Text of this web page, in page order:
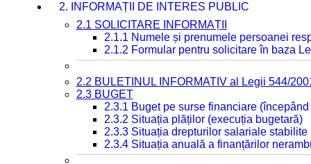
2. INFORMAȚII DE INTERES PUBLIC
2.1 SOLICITARE INFORMAȚII
2.1.1 Numele și prenumele persoanei
2.1.2 Formular pentru solicitare în baza
2.2 BULETINUL INFORMATIV al Legii 544/
2.3 BUGET
2.3.1 Buget pe surse financiare
2.3.2 Situația plăților (execuția bugetară)
2.3.3 Situația drepturilor salariale
2.3.4 Situația anuală a finanțărilor